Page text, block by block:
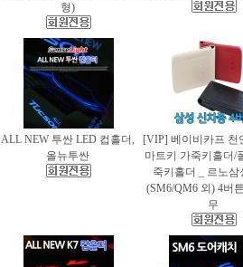
형)
ALL NEW 투싼 LED 컵홀더,
올뉴투싼
[VIP] 베이비카프 천
마트키 가죽키홀더/
죽키홀더 _ 르노삼
(SM6/QM6 외) 4버
무